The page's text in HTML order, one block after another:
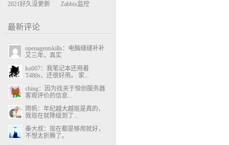
米售后体验
主机
2021好久没更新
Zabbix监控
最新评论
openagentskills：电脑缝缝补补
又三年，真实
kn007：我笔记本还用着
T480s，还很好用。 家...
ching：因为找关于恒创服务器
客观评价的信息...
雨帆：年纪越大越抠是真的，
我现在就降级到了...
秦大叔：现在都是够用就好，
不想太折腾了。